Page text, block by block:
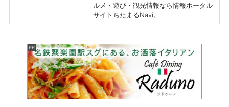
ルメ・遊び・観光情報なら情報ポータル
サイトちたまるNavi。